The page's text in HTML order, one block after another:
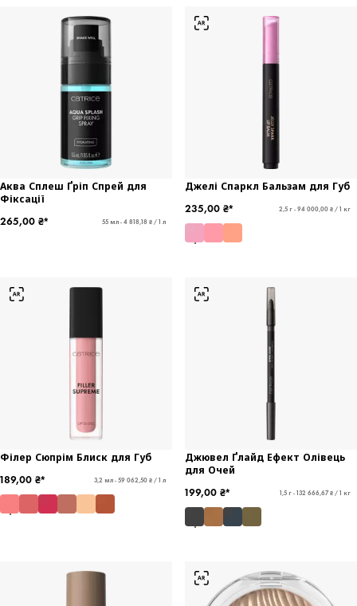
Аква Сплеш Ґріп Спрей для
Фіксації
265,00 ₴*
55 мл - 4 818,18 ₴ / 1 л
Джелі Спаркл Бальзам для Губ
235,00 ₴*
2,5 г - 94 000,00 ₴ / 1 кг
Філер Сюпрім Блиск для Губ
189,00 ₴*
3,2 мл - 59 062,50 ₴ / 1 л
Джювел Ґлайд Ефект Олівець
для Очей
199,00 ₴*
1,5 г - 132 666,67 ₴ / 1 кг